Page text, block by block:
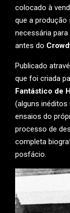
colocado à
que a produção
necessária
antes do
Publicado
que foi criada
Fantástico de
(alguns inéditos
ensaios do
processo de
completa
posfácio.